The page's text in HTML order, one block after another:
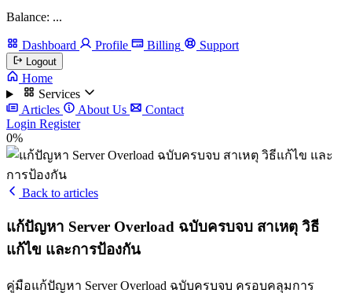
Balance: ...
Dashboard Profile Billing Support
Logout
Home
Services
Articles
About Us
Contact
Login Register
0%
Back to articles
แก้ปัญหา Server Overload ฉบับครบจบ สาเหตุ วิธี
แก้ไข และการป้องกัน
คู่มือแก้ปัญหา Server Overload ฉบับครบจบ ครอบคลุมการ